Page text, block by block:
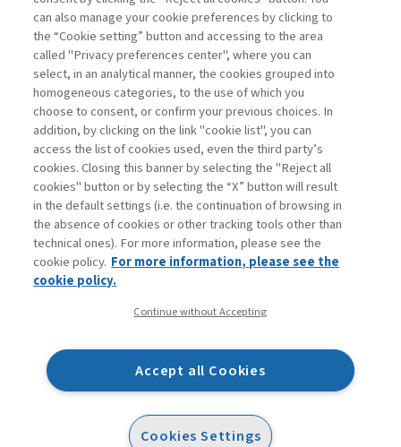
La consultazione dei libri è riservata esclusivamente
agli abbonati Premium
Legenda: Accedi Per registrati Per abbonati
Contatti
Abbonamenti
Archivio rubriche
Privacy
Dichiarazione di accessibilità
Mappa del sito
can also manage your cookie preferences by clicking to
the “Cookie setting” button and accessing to the area
called "Privacy preferences center", where you can
select, in an analytical manner, the cookies grouped into
homogeneous categories, to the use of which you
choose to consent, or confirm your previous choices. In
addition, by clicking on the link "cookie list", you can
access the list of cookies used, even the third party’s
cookies. Closing this banner by selecting the "Reject all
cookies" button or by selecting the “X” button will result
in the default settings (i.e. the continuation of browsing in
the absence of cookies or other tracking tools other than
technical ones). For more information, please see the
cookie policy. For more information, please see the
cookie policy.
Continue without Accepting
Accept all Cookies
Cookies Settings